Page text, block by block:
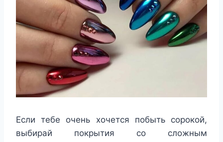
Если тебе очень хочется побыть сорокой,
выбирай покрытия со сложным